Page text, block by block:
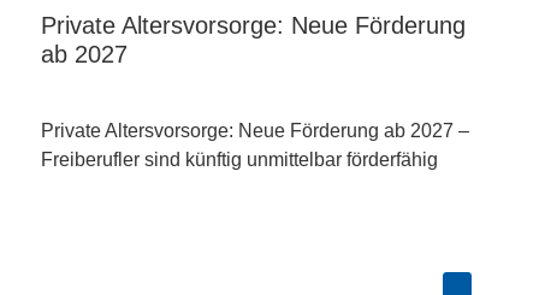
Private Altersvorsorge: Neue Förderung
ab 2027
Private Altersvorsorge: Neue Förderung ab 2027 –
Freiberufler sind künftig unmittelbar förderfähig